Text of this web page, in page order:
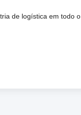
de logística em todo o